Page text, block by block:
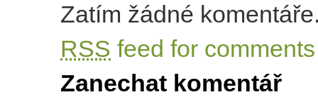
Zatím žádné
RSS feed for
Zanechat komentář